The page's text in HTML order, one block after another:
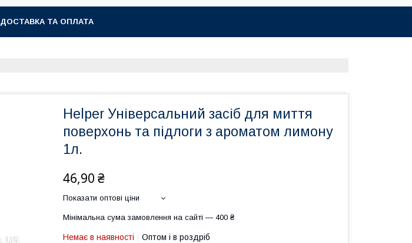
ДОСТАВКА ТА ОПЛАТА
Helper Універсальний засіб для миття
поверхонь та підлоги з ароматом лимону
1л.
46,90 ₴
Показати оптові ціни
Мінімальна сума замовлення на сайті — 400 ₴
Немає в наявності Оптом і в роздріб